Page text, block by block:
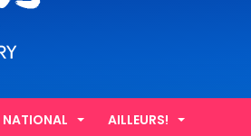
NATIONAL AILLEURS!